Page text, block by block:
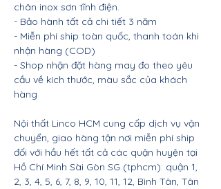
chân inox sơn tĩnh điện.
- Bảo hành tất cả chi tiết 3 năm
- Miễn phí ship toàn quốc, thanh toán khi
nhận hàng (COD)
- Shop nhận đặt hàng may đo theo yêu
cầu về kích thước, màu sắc của khách
hàng
Nội thất Linco HCM cung cấp dịch vụ vận
chuyển, giao hàng tận nơi miễn phí ship
đối với hầu hết tất cả các quận huyện tại
Hồ Chí Minh Sài Gòn SG (tphcm): quận 1,
2, 3, 4, 5, 6, 7, 8, 9, 10, 11, 12, Bình Tân, Tân